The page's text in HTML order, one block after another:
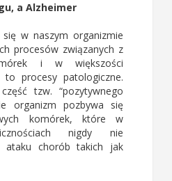
a Alzheimer
w naszym organizmie
procesów związanych z
i w większości
procesy patologiczne.
tzw. “pozytywnego
organizm pozbywa się
komórek, które w
nigdy nie
ataku chorób takich jak